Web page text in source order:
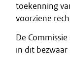
toekenning
voorziene
De
in dit